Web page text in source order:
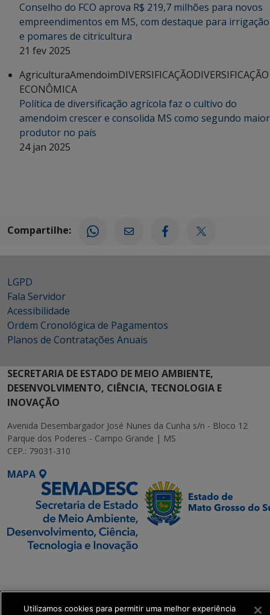
Conselho do FCO aprova R$ 219,7 milhões para novos
empreendimentos em MS, com destaque para irrigação
e pomares de citricultura
21 fev 2025
AgriculturaAmendoimDIVERSIFICAÇÃODIVERSIFICAÇÃO
ECONÔMICA
Política de diversificação agrícola faz o cultivo do
amendoim crescer e consolida MS como segundo maior
produtor no país
24 jan 2025
Compartilhe:
LGPD
Fala Servidor
Acessibilidade
Ordem Cronológica de Pagamentos
Planos de Contratações Anuais
SECRETARIA DE ESTADO DE MEIO AMBIENTE,
DESENVOLVIMENTO, CIÊNCIA, TECNOLOGIA E
INOVAÇÃO
Avenida Desembargador José Nunes da Cunha s/n - Bloco 12
Parque dos Poderes - Campo Grande | MS
CEP.: 79031-310
MAPA
Transformação Digital
Utilizamos cookies para permitir uma melhor experiência